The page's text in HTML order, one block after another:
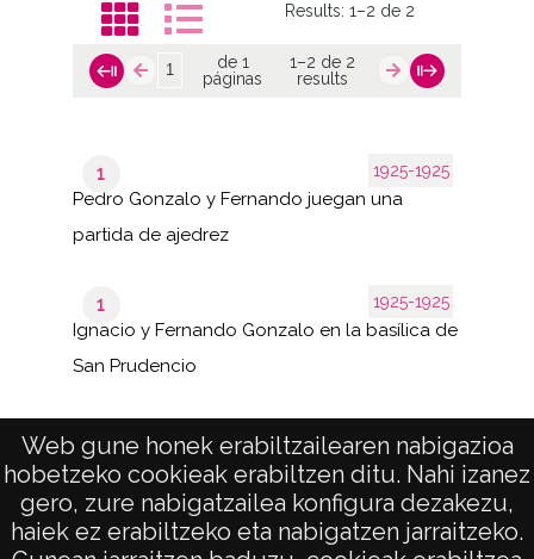
Web gune honek erabiltzailearen nabigazioa
hobetzeko cookieak erabiltzen ditu. Nahi izanez
gero, zure nabigatzailea konfigura dezakezu,
haiek ez erabiltzeko eta nabigatzen jarraitzeko.
Results:1–2 de 2
de 1
páginas
1–2 de 2
results
1925-1925
1
Pedro Gonzalo y Fernando juegan una
partida de ajedrez
1925-1925
1
Ignacio y Fernando Gonzalo en la basílica de
San Prudencio
de 1
páginas
1–2 de
results